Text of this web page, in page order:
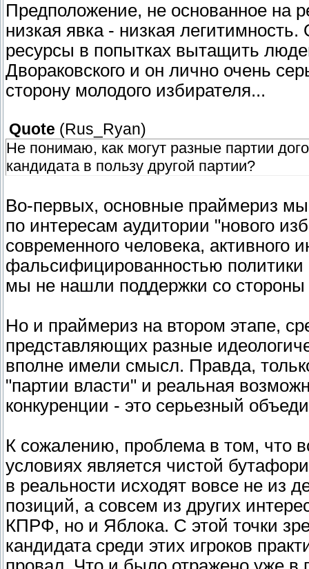
Предположение, не основанное на
низкая явка - низкая
ресурсы в попытках вытащить
Двораковского и он лично очень
сторону молодого избирателя...
Quote ( Rus_Ryan)
Не понимаю, как могут разные партии
кандидата в пользу другой партии?
Во-первых, основные праймериз
по интересам аудитории "нового
современного человека, активного
фальсифицированностью
мы не нашли поддержки со
Но и праймериз на втором этапе,
представляющих разные
вполне имели смысл. Правда,
"партии власти" и реальная
конкуренции - это серьезный
К сожалению, проблема в том, что
условиях является чистой
в реальности исходят вовсе не из
позиций, а совсем из других
КПРФ, но и Яблока. С этой точки
кандидата среди этих игроков